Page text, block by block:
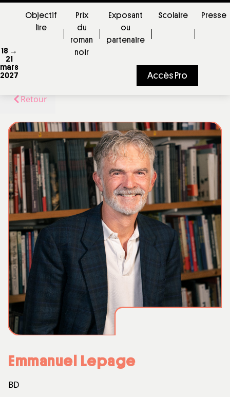
18 →
21
mars
2027
Objectif
lire
Prix
du
roman
noir
Exposant
ou
partenaire
Scolaire Presse
Accès Pro
Retour
Emmanuel Lepage
BD